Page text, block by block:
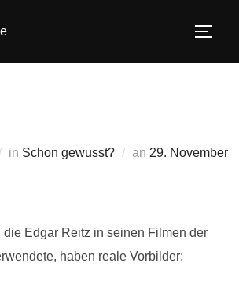
in Schon gewusst? an Veröffentlicht
29. November
Edgar Reitz in seinen Filmen der
haben reale Vorbilder: